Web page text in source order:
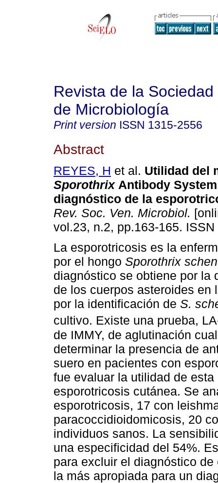
Revista de la
de Microbiología
Print version ISSN 1315-2556
Abstract
REYES, H et al. Utilidad del
Sporothrix Antibody
diagnóstico de la
Rev. Soc. Ven. Microbiol.
vol.23, n.2, pp.163-165.
La esporotricosis es la
por el hongo Sporothrix
diagnóstico se obtiene por la
de los cuerpos asteroides en
por la identificación de S.
cultivo. Existe una prueba,
de IMMY, de aglutinación
determinar la presencia de
suero en pacientes con
fue evaluar la utilidad de
esporotricosis cutánea. Se
esporotricosis, 17 con
paracoccidioidomicosis, 20
individuos sanos. La
una especificidad del 54%.
para excluir el diagnóstico
la más apropiada para un